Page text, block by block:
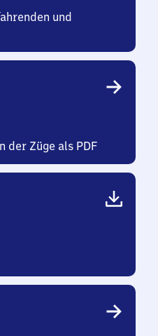
und
der Züge als PDF